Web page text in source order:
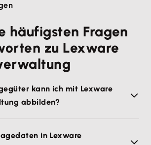
häufigsten Fragen
zu Lexware
kann ich mit Lexware
abbilden?
in Lexware